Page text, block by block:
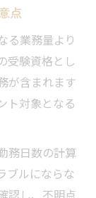
点
る業務量より
受験資格とし
が含まれます
ト対象となる
務日数の計算
ブルにならな